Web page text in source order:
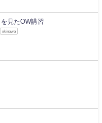
見たOW講習
okinawa